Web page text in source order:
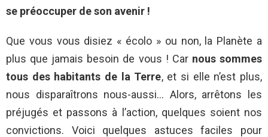
se préoccuper de son avenir !
Que vous vous disiez « écolo » ou non, la Planète a
plus que jamais besoin de vous ! Car nous sommes
tous des habitants de la Terre, et si elle n’est plus,
nous disparaîtrons nous-aussi… Alors, arrêtons les
préjugés et passons à l’action, quelques soient nos
convictions. Voici quelques astuces faciles pour